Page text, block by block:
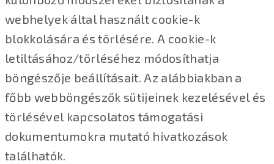
webhelyek által használt cookie-k
blokkolására és törlésére. A cookie-k
letiltásához/törléséhez módosíthatja
böngészője beállításait. Az alábbiakban a
főbb webböngészők sütijeinek kezelésével és
törlésével kapcsolatos támogatási
dokumentumokra mutató hivatkozások
találhatók.